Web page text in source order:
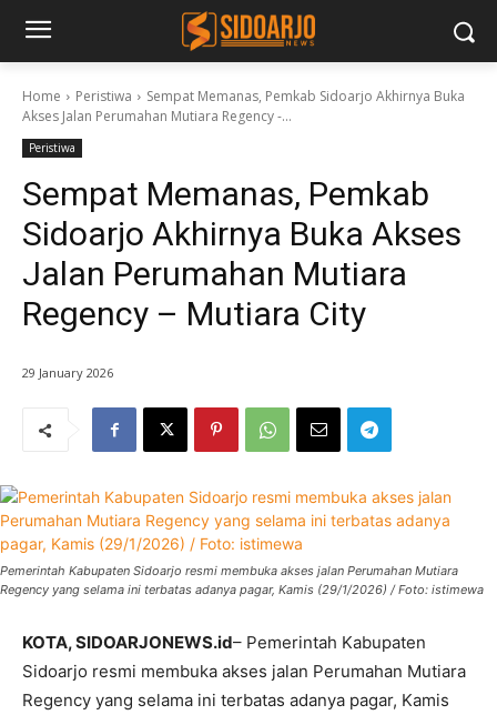
Home Peristiwa
Sempat Memanas, Pemkab Sidoarjo Akhirnya Buka
Akses Jalan Perumahan Mutiara Regency -...
Peristiwa
Sempat Memanas, Pemkab
Sidoarjo Akhirnya Buka Akses
Jalan Perumahan Mutiara
Regency – Mutiara City
29 January 2026
Pemerintah Kabupaten Sidoarjo resmi membuka akses jalan Perumahan Mutiara
Regency yang selama ini terbatas adanya pagar, Kamis (29/1/2026) / Foto: istimewa
KOTA, SIDOARJONEWS.id– Pemerintah Kabupaten
Sidoarjo resmi membuka akses jalan Perumahan Mutiara
Regency yang selama ini terbatas adanya pagar, Kamis